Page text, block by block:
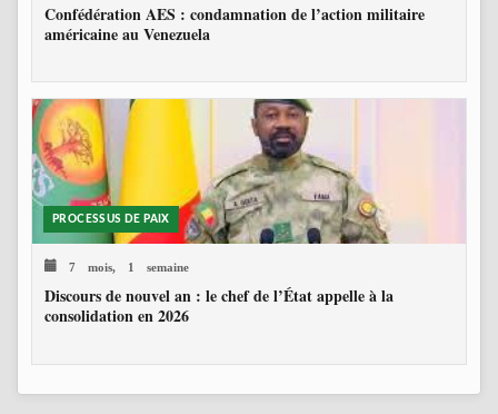
Confédération AES : condamnation de l’action militaire
américaine au Venezuela
PROCESSUS DE PAIX
7 mois, 1 semaine
Discours de nouvel an : le chef de l’État appelle à la
consolidation en 2026